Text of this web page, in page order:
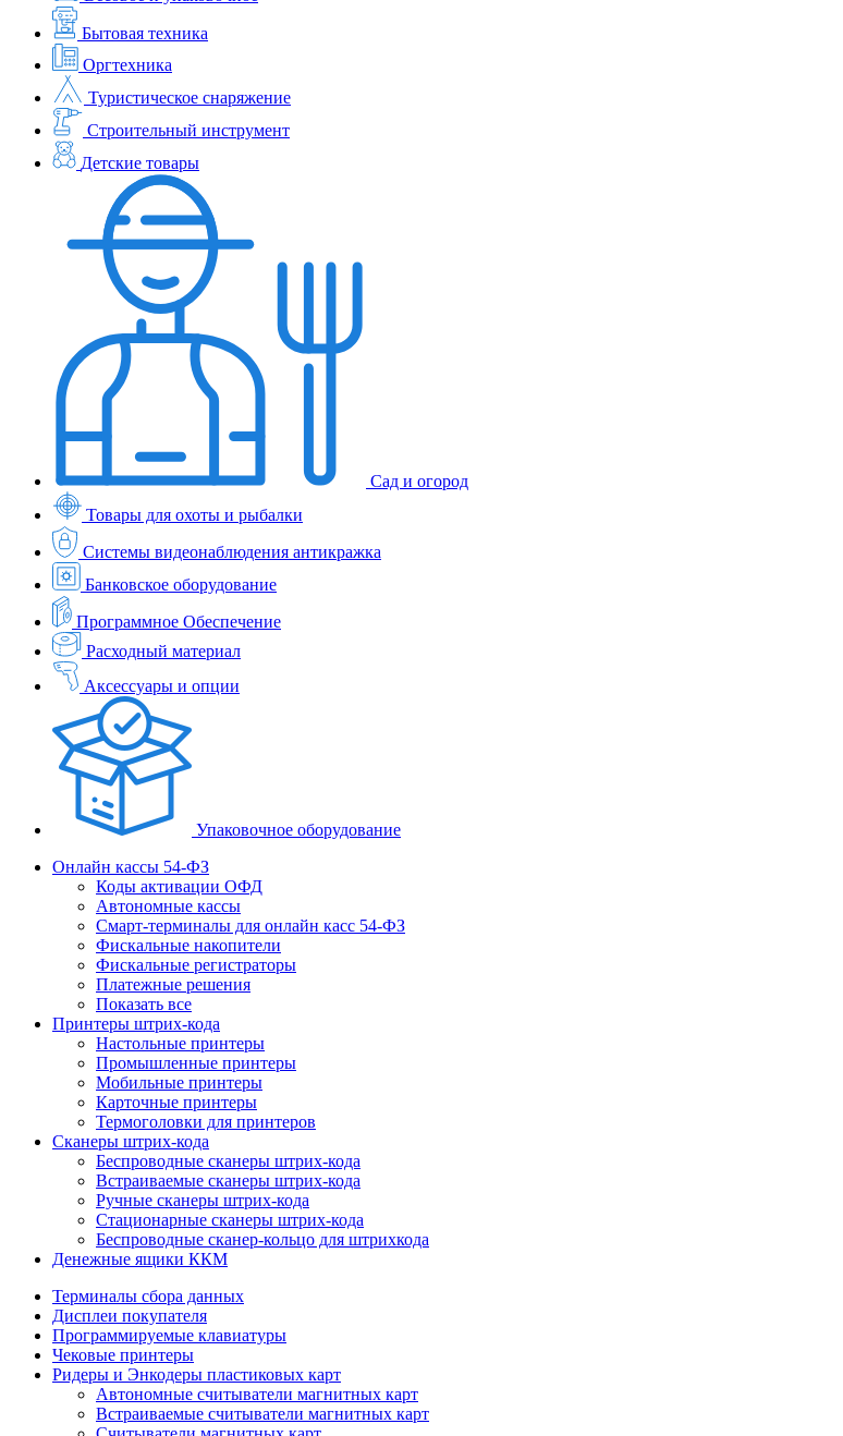
Бытовая техника
Оргтехника
Туристическое снаряжение
Строительный инструмент
Детские товары
Сад и огород
Товары для охоты и рыбалки
Системы видеонаблюдения антикражка
Банковское оборудование
Программное Обеспечение
Расходный материал
Аксессуары и опции
Упаковочное оборудование
Онлайн кассы 54-ФЗ
Коды активации ОФД
Автономные кассы
Смарт-терминалы для онлайн касс 54-ФЗ
Фискальные накопители
Фискальные регистраторы
Платежные решения
Показать все
Принтеры штрих-кода
Настольные принтеры
Промышленные принтеры
Мобильные принтеры
Карточные принтеры
Термоголовки для принтеров
Сканеры штрих-кода
Беспроводные сканеры штрих-кода
Встраиваемые сканеры штрих-кода
Ручные сканеры штрих-кода
Стационарные сканеры штрих-кода
Беспроводные сканер-кольцо для штрихкода
Денежные ящики ККМ
Терминалы сбора данных
Дисплеи покупателя
Программируемые клавиатуры
Чековые принтеры
Ридеры и Энкодеры пластиковых карт
Автономные считыватели магнитных карт
Встраиваемые считыватели магнитных карт